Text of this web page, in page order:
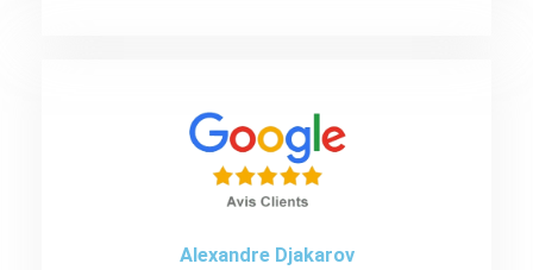
Alexandre Djakarov